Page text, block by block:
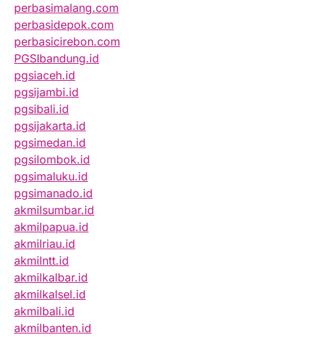
perbasimalang.com
perbasidepok.com
perbasicirebon.com
PGSIbandung.id
pgsiaceh.id
pgsijambi.id
pgsibali.id
pgsijakarta.id
pgsimedan.id
pgsilombok.id
pgsimaluku.id
pgsimanado.id
akmilsumbar.id
akmilpapua.id
akmilriau.id
akmilntt.id
akmilkalbar.id
akmilkalsel.id
akmilbali.id
akmilbanten.id